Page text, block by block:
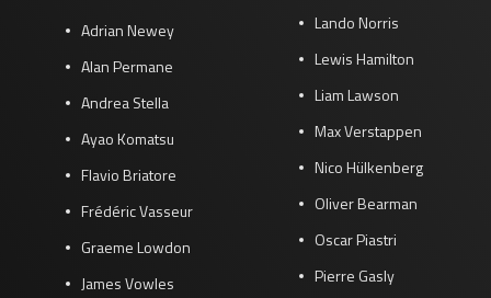
Adrian Newey
Alan Permane
Andrea Stella
Ayao Komatsu
Flavio Briatore
Frédéric Vasseur
Graeme Lowdon
James Vowles
Lando Norris
Lewis Hamilton
Liam Lawson
Max Verstappen
Nico Hülkenberg
Oliver Bearman
Oscar Piastri
Pierre Gasly